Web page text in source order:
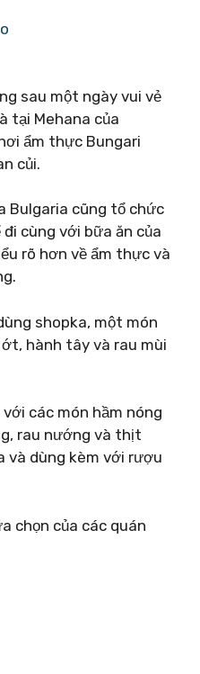
sau một ngày vui vẻ
Mehana của
ẩm thực Bungari
củi.
Bulgaria cũng tổ chức
cùng với bữa ăn của
rõ hơn về ẩm thực và
shopka, một món
hành tây và rau mùi
các món hầm nóng
rau nướng và thịt
và dùng kèm với rượu
chọn của các quán